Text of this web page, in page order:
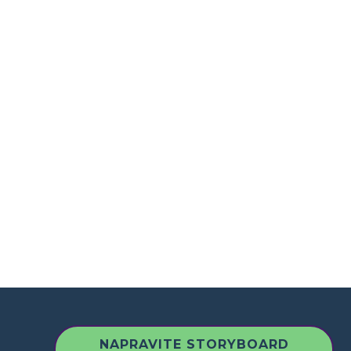
NAPRAVITE STORYBOARD